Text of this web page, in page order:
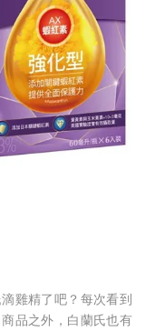
雞精了吧？每次看到
品之外，白蘭氏也有